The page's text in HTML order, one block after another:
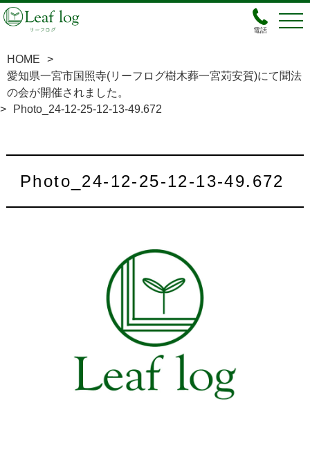
電話
HOME
>
愛知県一宮市国照寺(リーフログ樹木葬一宮苅安賀)にて聞法
の会が開催されました。
>
Photo_24-12-25-12-13-49.672
Photo_24-12-25-12-13-49.672